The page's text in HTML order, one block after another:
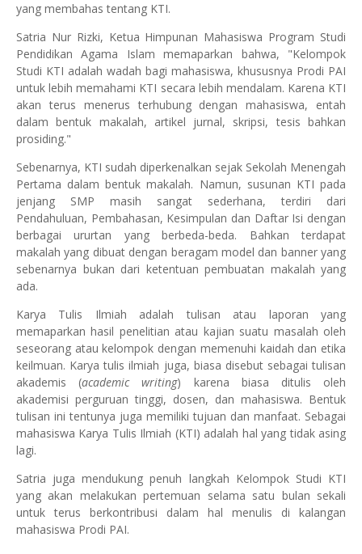
yang membahas tentang KTI.
Satria Nur Rizki, Ketua Himpunan Mahasiswa Program Studi
Pendidikan Agama Islam memaparkan bahwa, "Kelompok
Studi KTI adalah wadah bagi mahasiswa, khususnya Prodi PAI
untuk lebih memahami KTI secara lebih mendalam. Karena KTI
akan terus menerus terhubung dengan mahasiswa, entah
dalam bentuk makalah, artikel jurnal, skripsi, tesis bahkan
prosiding."
Sebenarnya, KTI sudah diperkenalkan sejak Sekolah Menengah
Pertama dalam bentuk makalah. Namun, susunan KTI pada
jenjang SMP masih sangat sederhana, terdiri dari
Pendahuluan, Pembahasan, Kesimpulan dan Daftar Isi dengan
berbagai ururtan yang berbeda-beda. Bahkan terdapat
makalah yang dibuat dengan beragam model dan banner yang
sebenarnya bukan dari ketentuan pembuatan makalah yang
ada.
Karya Tulis Ilmiah adalah tulisan atau laporan yang
memaparkan hasil penelitian atau kajian suatu masalah oleh
seseorang atau kelompok dengan memenuhi kaidah dan etika
keilmuan. Karya tulis ilmiah juga, biasa disebut sebagai tulisan
akademis (academic writing) karena biasa ditulis oleh
akademisi perguruan tinggi, dosen, dan mahasiswa. Bentuk
tulisan ini tentunya juga memiliki tujuan dan manfaat. Sebagai
mahasiswa Karya Tulis Ilmiah (KTI) adalah hal yang tidak asing
lagi.
Satria juga mendukung penuh langkah Kelompok Studi KTI
yang akan melakukan pertemuan selama satu bulan sekali
untuk terus berkontribusi dalam hal menulis di kalangan
mahasiswa Prodi PAI.